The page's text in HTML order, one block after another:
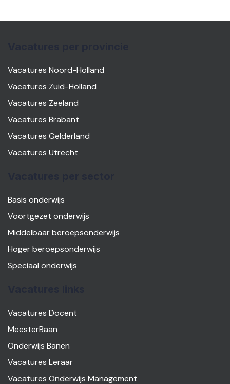
Vacatures Noord-Holland
Vacatures Zuid-Holland
Vacatures Zeeland
Vacatures Brabant
Vacatures Gelderland
Vacatures Utrecht
Basis onderwijs
Voortgezet onderwijs
Middelbaar beroepsonderwijs
Hoger beroepsonderwijs
Speciaal onderwijs
Vacatures Docent
MeesterBaan
Onderwijs Banen
Vacatures Leraar
Vacatures Onderwijs Management